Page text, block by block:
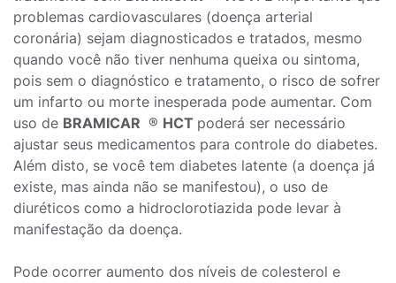
problemas cardiovasculares (doença arterial
coronária) sejam diagnosticados e tratados, mesmo
quando você não tiver nenhuma queixa ou sintoma,
pois sem o diagnóstico e tratamento, o risco de sofrer
um infarto ou morte inesperada pode aumentar. Com
uso de BRAMICAR ® HCT poderá ser necessário
ajustar seus medicamentos para controle do diabetes.
Além disto, se você tem diabetes latente (a doença já
existe, mas ainda não se manifestou), o uso de
diuréticos como a hidroclorotiazida pode levar à
manifestação da doença.
Pode ocorrer aumento dos níveis de colesterol e